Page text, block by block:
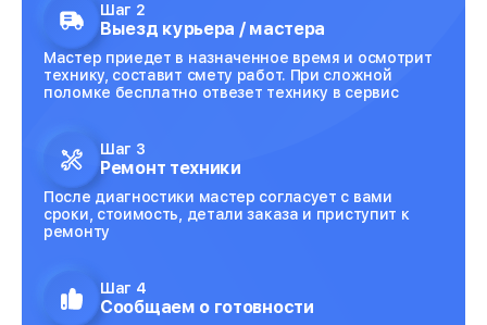
Шаг 2
Выезд курьера / мастера
Мастер приедет в назначенное время и осмотрит
технику, составит смету работ. При сложной
поломке бесплатно отвезет технику в сервис
Шаг 3
Ремонт техники
После диагностики мастер согласует с вами
сроки, стоимость, детали заказа и приступит к
ремонту
Шаг 4
Сообщаем о готовности